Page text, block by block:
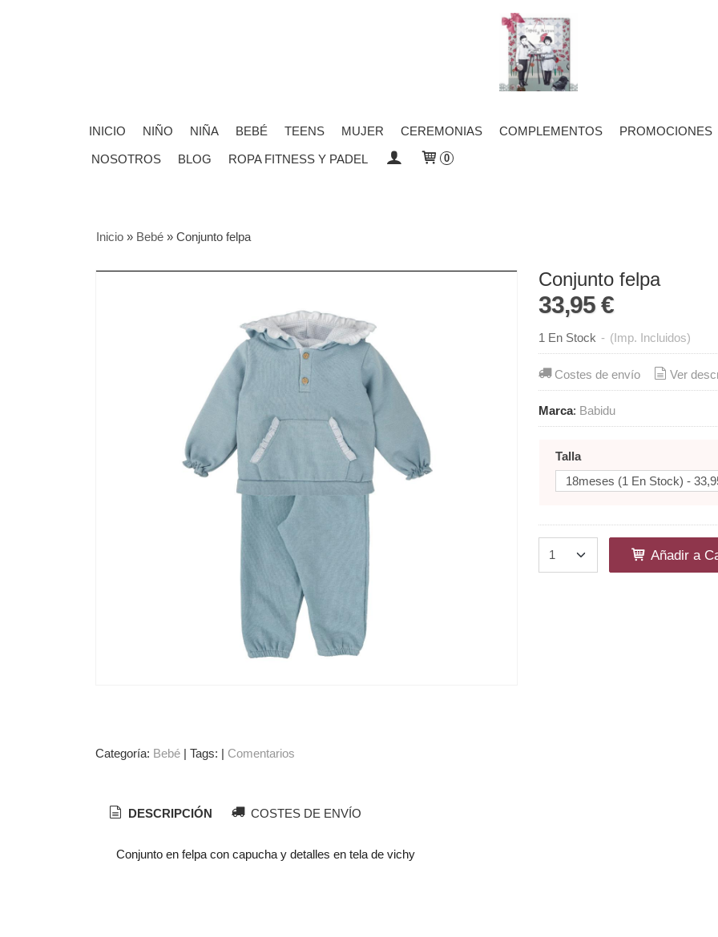
INICIO NIÑO NIÑA BEBÉ TEENS MUJER CEREMONIAS COMPLEMENTOS PROMOCIONES
NOSOTROS BLOG ROPA FITNESS Y PADEL 0
Inicio» Bebé» Conjunto felpa
Conjunto felpa
33,95 €
1 En Stock - (Imp. Incluidos)
Costes de envío Ver
Marca: Babidu
Talla
Añadir a
Categoría: Bebé| Tags: | Comentarios
DESCRIPCIÓN COSTES DE ENVÍO
Conjunto en felpa con capucha y detalles en tela de vichy